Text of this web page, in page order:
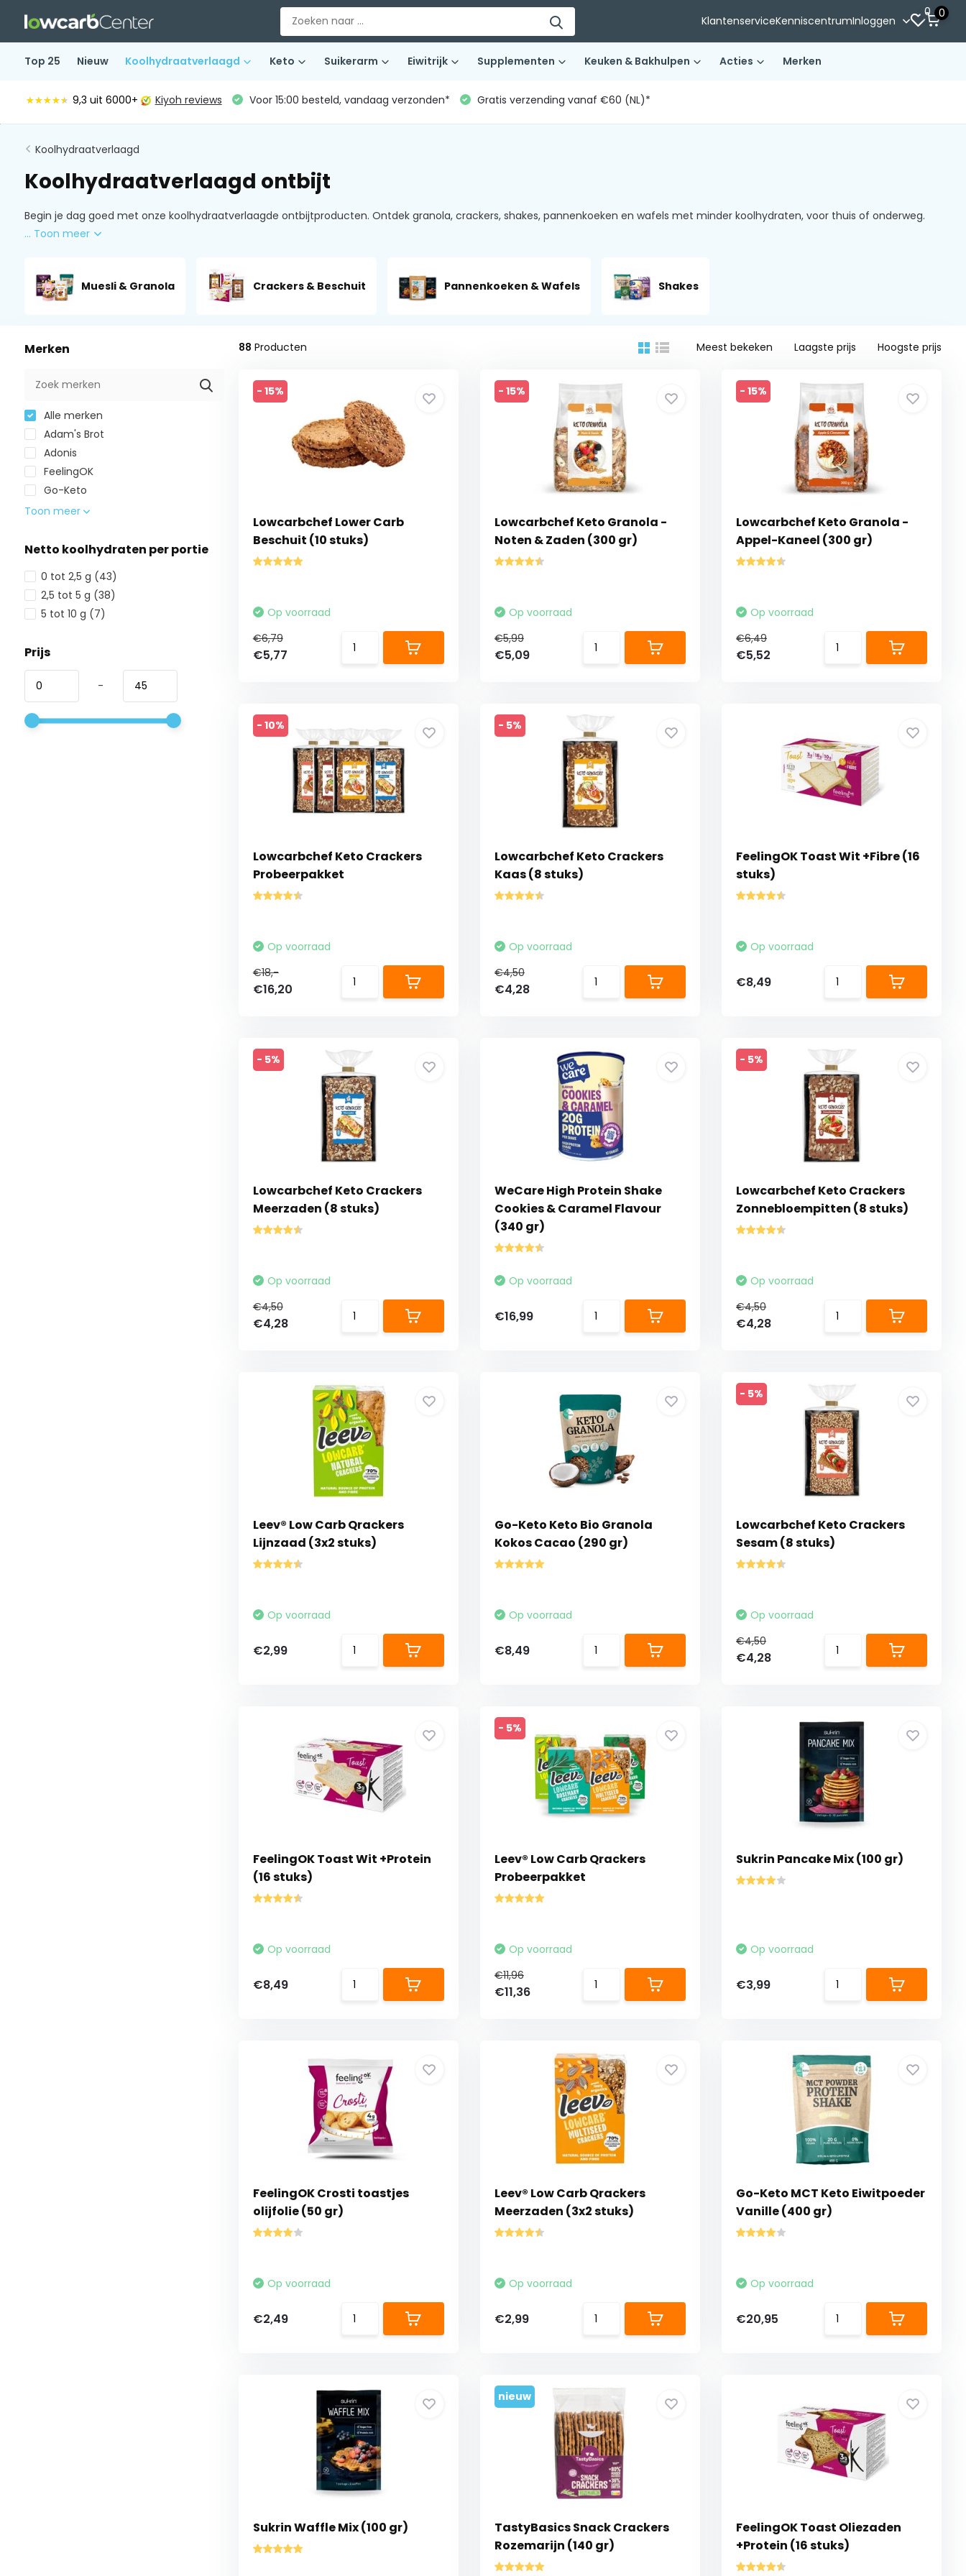
KlantenserviceKenniscentrumInloggen
0 0
Top 25 Nieuw Koolhydraatverlaagd Keto Suikerarm Eiwitrijk Supplementen Keuken & Bakhulpen Acties Merken
★★★★★
★★★★★ 9,3 uit 6000+ Kiyoh reviews Voor 15:00 besteld, vandaag verzonden* Gratis verzending vanaf €60 (NL)*
Koolhydraatverlaagd
Koolhydraatverlaagd ontbijt
Begin je dag goed met onze koolhydraatverlaagde ontbijtproducten. Ontdek granola, crackers, shakes, pannenkoeken en wafels met minder koolhydraten, voor thuis of onderweg.
... Toon meer
Muesli & Granola Crackers & Beschuit Pannenkoeken & Wafels Shakes
Merken
Alle merken
Adam's Brot
Adonis
FeelingOK
Go-Keto
Toon meer
Netto koolhydraten per portie
0 tot 2,5 g (43)
2,5 tot 5 g (38)
5 tot 10 g (7)
Prijs
-
88 Producten Meest bekeken Laagste prijs Hoogste prijs
- 15%
Lowcarbchef Lower Carb
Beschuit (10 stuks)
Op voorraad
€6,79
€5,77
- 15%
Lowcarbchef Keto Granola -
Noten & Zaden (300 gr)
Op voorraad
€5,99
€5,09
- 15%
Lowcarbchef Keto Granola -
Appel-Kaneel (300 gr)
Op voorraad
€6,49
€5,52
- 10%
Lowcarbchef Keto Crackers
Probeerpakket
Op voorraad
€18,-
€16,20
- 5%
Lowcarbchef Keto Crackers
Kaas (8 stuks)
Op voorraad
€4,50
€4,28
FeelingOK Toast Wit +Fibre (16
stuks)
Op voorraad
€8,49
- 5%
Lowcarbchef Keto Crackers
Meerzaden (8 stuks)
Op voorraad
€4,50
€4,28
WeCare High Protein Shake
Cookies & Caramel Flavour
(340 gr)
Op voorraad
€16,99
- 5%
Lowcarbchef Keto Crackers
Zonnebloempitten (8 stuks)
Op voorraad
€4,50
€4,28
Leev® Low Carb Qrackers
Lijnzaad (3x2 stuks)
Op voorraad
€2,99
Go-Keto Keto Bio Granola
Kokos Cacao (290 gr)
Op voorraad
€8,49
- 5%
Lowcarbchef Keto Crackers
Sesam (8 stuks)
Op voorraad
€4,50
€4,28
FeelingOK Toast Wit +Protein
(16 stuks)
Op voorraad
€8,49
- 5%
Leev® Low Carb Qrackers
Probeerpakket
Op voorraad
€11,96
€11,36
Sukrin Pancake Mix (100 gr)
Op voorraad
€3,99
FeelingOK Crosti toastjes
olijfolie (50 gr)
Op voorraad
€2,49
Leev® Low Carb Qrackers
Meerzaden (3x2 stuks)
Op voorraad
€2,99
Go-Keto MCT Keto Eiwitpoeder
Vanille (400 gr)
Op voorraad
€20,95
Sukrin Waffle Mix (100 gr)
nieuw
TastyBasics Snack Crackers
Rozemarijn (140 gr)
FeelingOK Toast Oliezaden
+Protein (16 stuks)